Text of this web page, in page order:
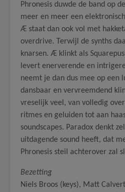
Phronesis duwde de band op
meer en meer een
Æ staat dan ook vol met
overdrive. Terwijl de synths
knarsen. Æ klinkt als
levert enerverende en
neemt je dan dus mee op een
dansbaar en vervreemdend
vreselijk veel, van volledig
ritmes en geluiden tot aan
soundscapes. Paradox denkt
uitdagende sound heeft, dat
Phronesis steil achterover zal
Bezetting
Niels Broos (keys), Matt